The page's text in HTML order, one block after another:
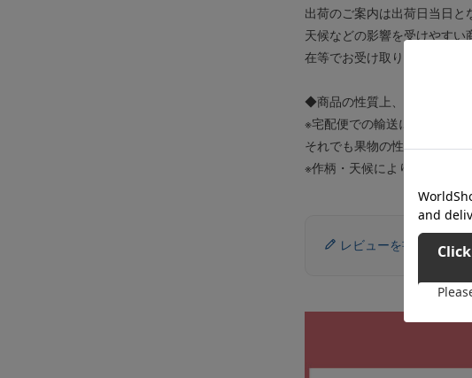
出荷のご案内は出荷日当日と
天候などの影響を受けやす
在等でお受け取りいただけな
◆商品の性質上、発送後のキ
※宅配便での輸送に耐えうる
それでも果物の性質上、打ち
※作柄・天候により、玉数が
レビューを書く